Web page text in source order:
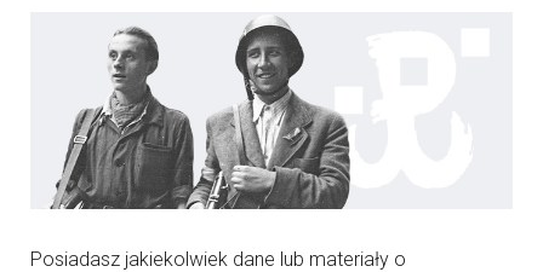
Posiadasz jakiekolwiek dane lub materiały o